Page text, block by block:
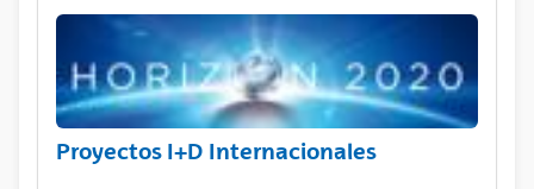
Proyectos I+D Internacionales